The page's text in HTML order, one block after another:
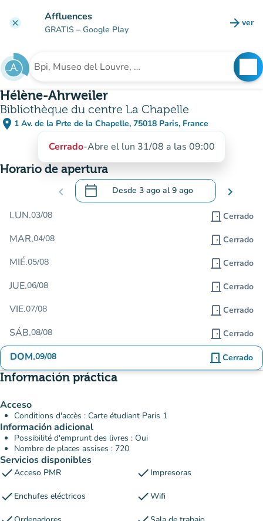
clear Affluences
GRATIS – Google Play arrow_forward ver
Buscar un establecimiento
Hélène-Ahrweiler
Bibliothèque du centre La Chapelle
place 1 Av. de la Prte de la Chapelle, 75018 Paris, France
(abrir en Google Maps)
(nueva pestaña)
Cerrado-Abre el lun 31/08 a las 09:00
Horario de apertura
chevron_left calendar_today Desde 3 ago al9 ago
.Abra el calendario para cambiar las
chevron_right
LUN.03/08 door_front Cerrado
MAR.04/08 door_front Cerrado
MIÉ.05/08 door_front Cerrado
JUE.06/08 door_front Cerrado
VIE.07/08 door_front Cerrado
SÁB.08/08 door_front Cerrado
DOM.09/08 door_front Cerrado
Información práctica
Acceso
Conditions d'accès : Carte étudiant Paris 1
Información adicional
Possibilité d'emprunt des livres : Oui
Nombre de places assises : 720
Servicios disponibles
checkAcceso PMR check Impresoras
check Enchufes eléctricos checkWifi